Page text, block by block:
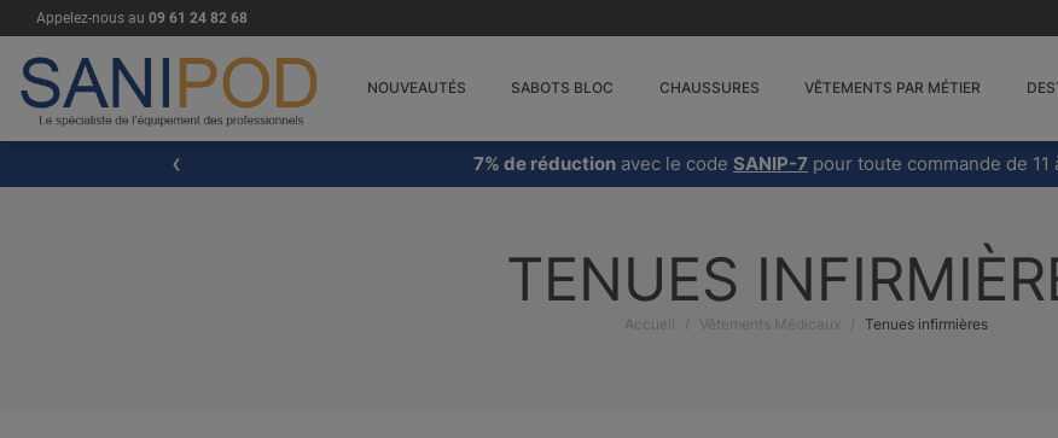
Appelez-nous au 09 61 24 82 68
NOUVEAUTÉS SABOTS BLOC CHAUSSURES VÊTEMENTS PAR MÉTIER
7% de réduction avec le code SANIP-7 pour toute commande de 11
TENUES
Accueil Vêtements Médicaux Tenues infirmières